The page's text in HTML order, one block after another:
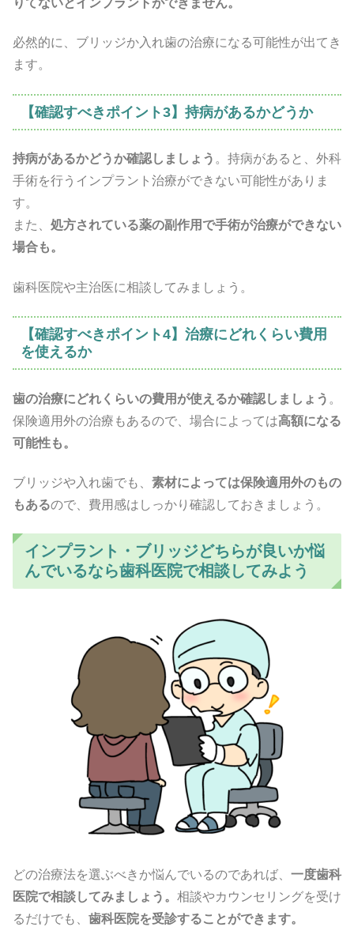
必然的に、ブリッジか入れ歯の治療になる可能性が出てき
ます。
【確認すべきポイント3】持病があるかどうか
持病があるかどうか確認しましょう 。持病があると、外科
手術を行うインプラント治療ができない可能性がありま
す。
また、 処方されている薬の副作用で手術が治療ができない
場合も。
歯科医院や主治医に相談してみましょう。
【確認すべきポイント4】治療にどれくらい費用
を使えるか
歯の治療にどれくらいの費用が使えるか確認しましょう 。
保険適用外の治療もあるので、場合によっては高額になる
可能性も。
ブリッジや入れ歯でも、 素材によっては保険適用外のもの
もあるので、費用感はしっかり確認しておきましょう。
インプラント・ブリッジどちらが良いか悩
んでいるなら歯科医院で相談してみよう
どの治療法を選ぶべきか悩んでいるのであれば、 一度歯科
医院で相談してみましょう。 相談やカウンセリングを受け
るだけでも、 歯科医院を受診することができます。